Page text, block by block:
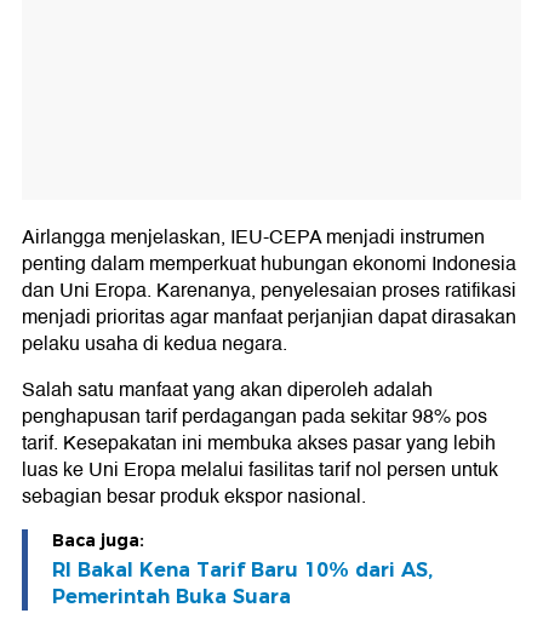
Airlangga menjelaskan, IEU-CEPA menjadi instrumen
penting dalam memperkuat hubungan ekonomi Indonesia
dan Uni Eropa. Karenanya, penyelesaian proses ratifikasi
menjadi prioritas agar manfaat perjanjian dapat dirasakan
pelaku usaha di kedua negara.
Salah satu manfaat yang akan diperoleh adalah
penghapusan tarif perdagangan pada sekitar 98% pos
tarif. Kesepakatan ini membuka akses pasar yang lebih
luas ke Uni Eropa melalui fasilitas tarif nol persen untuk
sebagian besar produk ekspor nasional.
Baca juga:
RI Bakal Kena Tarif Baru 10% dari AS,
Pemerintah Buka Suara